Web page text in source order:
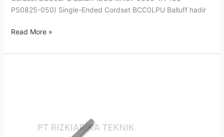
PS0825-050) Single-Ended Cordset BCC0LPU Balluff hadir
Read More »